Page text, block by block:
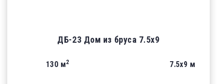
ДБ-23 Дом из бруса 7.5х9
130 м2 7.5х9 м